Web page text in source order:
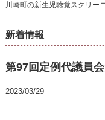
川崎町の新生児聴覚スクリー
新着情報
第97回定例代議員
2023/03/29